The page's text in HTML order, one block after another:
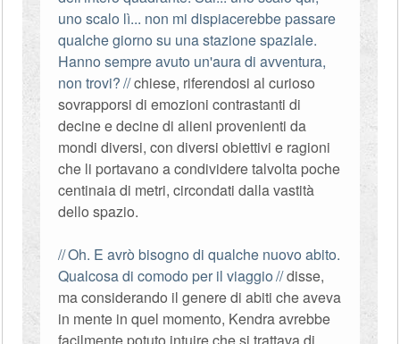
uno scalo lì... non mi dispiacerebbe passare
qualche giorno su una stazione spaziale.
Hanno sempre avuto un'aura di avventura,
non trovi? chiese, riferendosi al curioso
sovrapporsi di emozioni contrastanti di
decine e decine di alieni provenienti da
mondi diversi, con diversi obiettivi e ragioni
che li portavano a condividere talvolta poche
centinaia di metri, circondati dalla vastità
dello spazio.
Oh. E avrò bisogno di qualche nuovo abito.
Qualcosa di comodo per il viaggio disse,
ma considerando il genere di abiti che aveva
in mente in quel momento, Kendra avrebbe